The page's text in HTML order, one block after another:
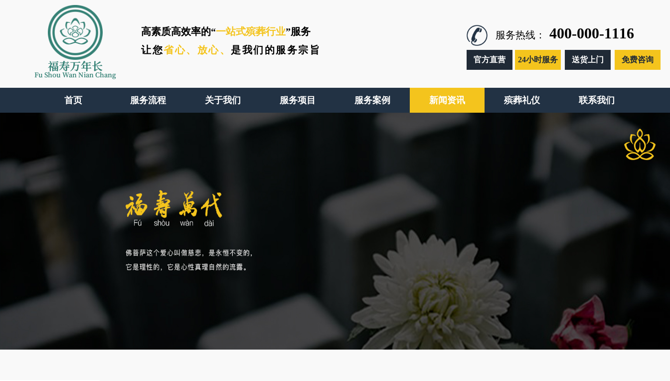
福寿万年长
Fu Shou Wan Nian Chang
高素质高效率的“一站式殡葬行业”服务
让您省心、 放心、 是我们的服务宗旨
服务热线： 400-000-1116
官方直营 24小时服务 送货上门 免费咨询
首页 服务流程 关于我们 服务项目 服务案例 新闻资讯 殡葬礼仪 联系我们